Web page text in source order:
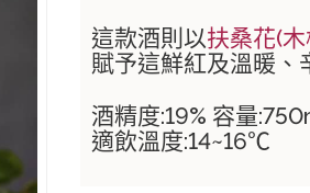
這款酒則以扶桑花(
賦予這鮮紅及溫暖、
酒精度:19% 容量
適飲溫度:14~16℃